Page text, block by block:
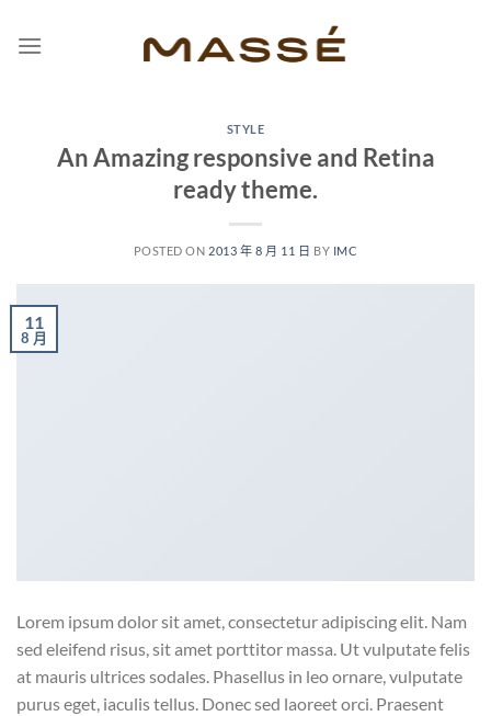
STYLE
An Amazing responsive and Retina
ready theme.
POSTED ON 2013 年 8 月 11 日 BY IMC
11
8 月
Lorem ipsum dolor sit amet, consectetur adipiscing elit. Nam
sed eleifend risus, sit amet porttitor massa. Ut vulputate felis
at mauris ultrices sodales. Phasellus in leo ornare, vulputate
purus eget, iaculis tellus. Donec sed laoreet orci. Praesent